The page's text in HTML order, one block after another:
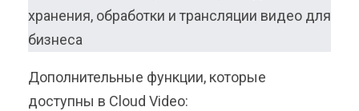
Дополнительные функции, которые
доступны в Cloud Video: